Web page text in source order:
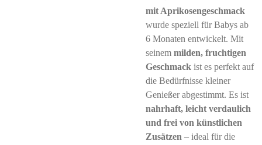
mit Aprikosengeschmack
wurde speziell für Babys ab
6 Monaten entwickelt. Mit
seinem milden, fruchtigen
Geschmack ist es perfekt auf
die Bedürfnisse kleiner
Genießer abgestimmt. Es ist
nahrhaft, leicht verdaulich
und frei von künstlichen
Zusätzen – ideal für die